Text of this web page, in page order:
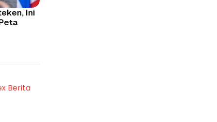
Ini
Berita